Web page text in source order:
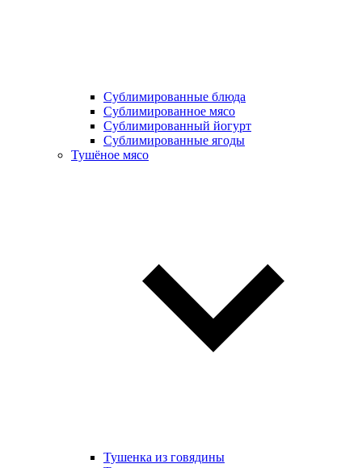
Сублимированные блюда
Cублимированное мясо
Сублимированный йогурт
Сублимированные ягоды
Тушёное мясо
Тушенка из говядины